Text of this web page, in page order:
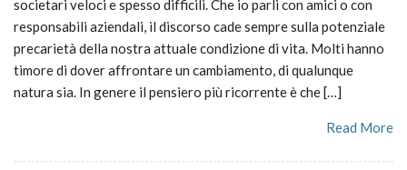
societari veloci e spesso difficili. Che io parli con amici o con
responsabili aziendali, il discorso cade sempre sulla potenziale
precarietà della nostra attuale condizione di vita. Molti hanno
timore di dover affrontare un cambiamento, di qualunque
natura sia. In genere il pensiero più ricorrente è che […]
Read More